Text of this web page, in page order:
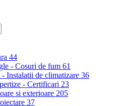
44
- Cosuri de fum 61
Instalatii de climatizare 36
- Certificari 23
si exterioare 205
37